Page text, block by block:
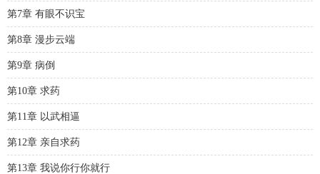
第7章 有眼不识宝
第8章 漫步云端
第9章 病倒
第10章 求药
第11章 以武相逼
第12章 亲自求药
第13章 我说你行你就行